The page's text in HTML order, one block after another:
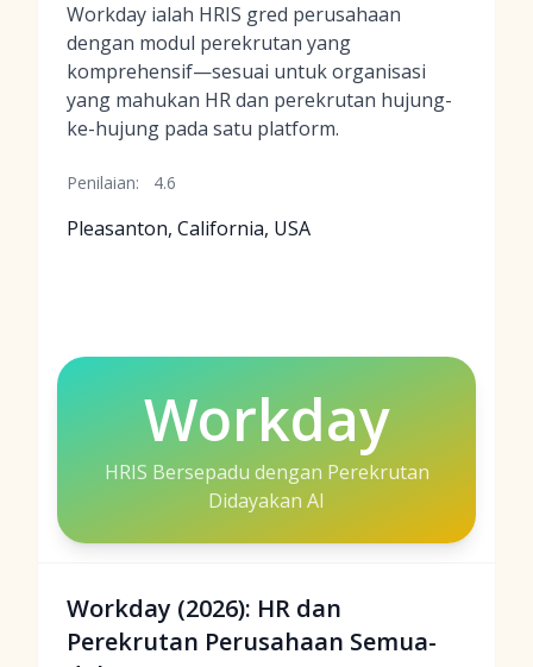
Workday ialah HRIS gred perusahaan
dengan modul perekrutan yang
komprehensif—sesuai untuk organisasi
yang mahukan HR dan perekrutan hujung-
ke-hujung pada satu platform.
Penilaian: 4.6
Pleasanton, California, USA
Workday
HRIS Bersepadu dengan Perekrutan
Didayakan AI
Workday (2026): HR dan
Perekrutan Perusahaan Semua-